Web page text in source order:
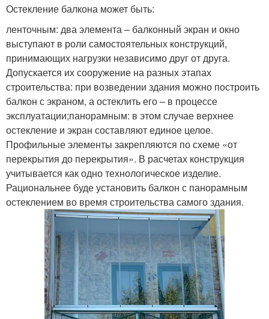
Остекление балкона может быть:
ленточным: два элемента – балконный экран и окно
выступают в роли самостоятельных конструкций,
принимающих нагрузки независимо друг от друга.
Допускается их сооружение на разных этапах
строительства: при возведении здания можно построить
балкон с экраном, а остеклить его – в процессе
эксплуатации;панорамным: в этом случае верхнее
остекление и экран составляют единое целое.
Профильные элементы закрепляются по схеме «от
перекрытия до перекрытия». В расчетах конструкция
учитывается как одно технологическое изделие.
Рациональнее буде установить балкон с панорамным
остеклением во время строительства самого здания.